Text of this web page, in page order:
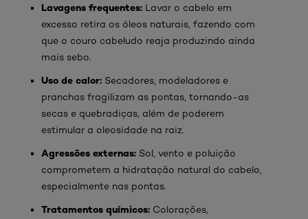
Lavagens frequentes: Lavar o cabelo em
excesso retira os óleos naturais, fazendo com
que o couro cabeludo reaja produzindo ainda
mais sebo.
Uso de calor: Secadores, modeladores e
pranchas fragilizam as pontas, tornando-as
secas e quebradiças, além de poderem
estimular a oleosidade na raiz.
Agressões externas: Sol, vento e poluição
comprometem a hidratação natural do cabelo,
especialmente nas pontas.
Tratamentos químicos: Colorações,